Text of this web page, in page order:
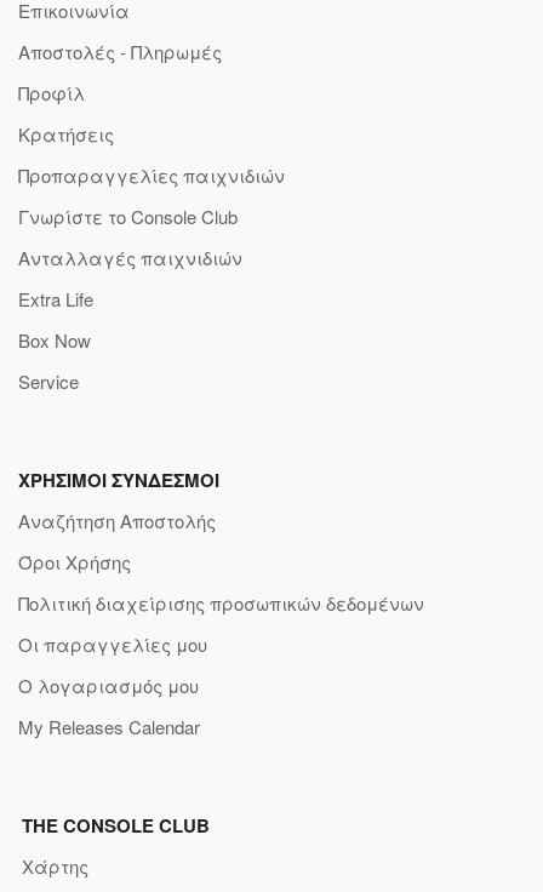
Επικοινωνία
Αποστολές - Πληρωμές
Προφίλ
Κρατήσεις
Προπαραγγελίες παιχνιδιών
Γνωρίστε το Console Club
Ανταλλαγές παιχνιδιών
Extra Life
Box Now
Service
ΧΡΗΣΙΜΟΙ ΣΥΝΔΕΣΜΟΙ
Αναζήτηση Αποστολής
Όροι Χρήσης
Πολιτική διαχείρισης προσωπικών δεδομένων
Οι παραγγελίες μου
Ο λογαριασμός μου
My Releases Calendar
THE CONSOLE CLUB
Χάρτης